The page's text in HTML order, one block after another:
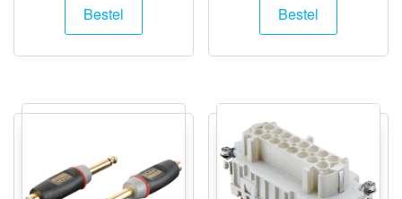
Bestel Bestel